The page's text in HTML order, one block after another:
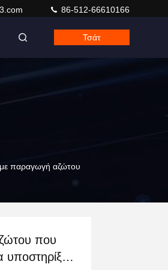
86-512-66610166
Τσάτ
με παραγωγή αζώτου
που
υποστηρίξει